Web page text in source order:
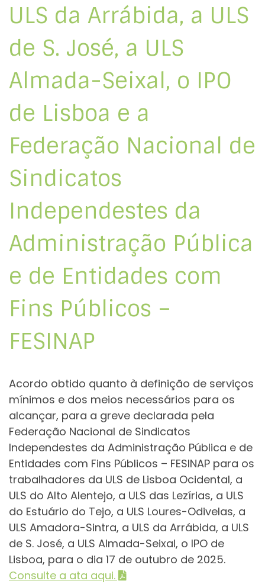
ULS da Arrábida, a ULS
de S. José, a ULS
Almada-Seixal, o IPO
de Lisboa e a
Federação Nacional de
Sindicatos
Independestes da
Administração Pública
e de Entidades com
Fins Públicos –
FESINAP
Acordo obtido quanto à definição de serviços
mínimos e dos meios necessários para os
alcançar, para a greve declarada pela
Federação Nacional de Sindicatos
Independestes da Administração Pública e de
Entidades com Fins Públicos – FESINAP para os
trabalhadores da ULS de Lisboa Ocidental, a
ULS do Alto Alentejo, a ULS das Lezírias, a ULS
do Estuário do Tejo, a ULS Loures-Odivelas, a
ULS Amadora-Sintra, a ULS da Arrábida, a ULS
de S. José, a ULS Almada-Seixal, o IPO de
Lisboa, para o dia 17 de outubro de 2025.
Consulte a ata aqui.